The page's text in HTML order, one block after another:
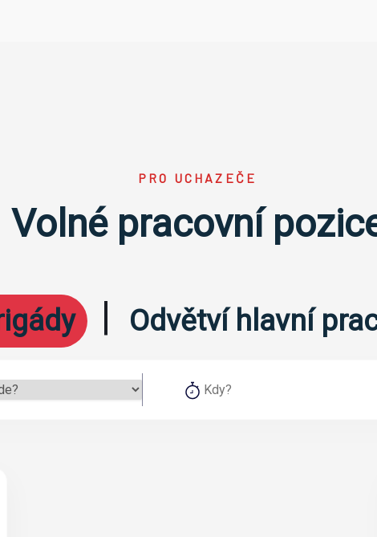
PRO UCHAZEČE
Volné pracovní
|